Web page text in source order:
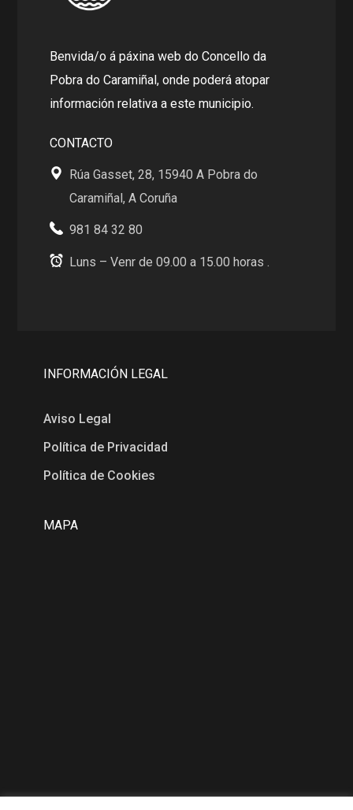
Benvida/o á páxina web do Concello da
Pobra do Caramiñal, onde poderá atopar
información relativa a este municipio.
CONTACTO
Rúa Gasset, 28, 15940 A Pobra do
Caramiñal, A Coruña
981 84 32 80
Luns – Venr de 09.00 a 15.00 horas .
INFORMACIÓN LEGAL
Aviso Legal
Política de Privacidad
Política de Cookies
MAPA